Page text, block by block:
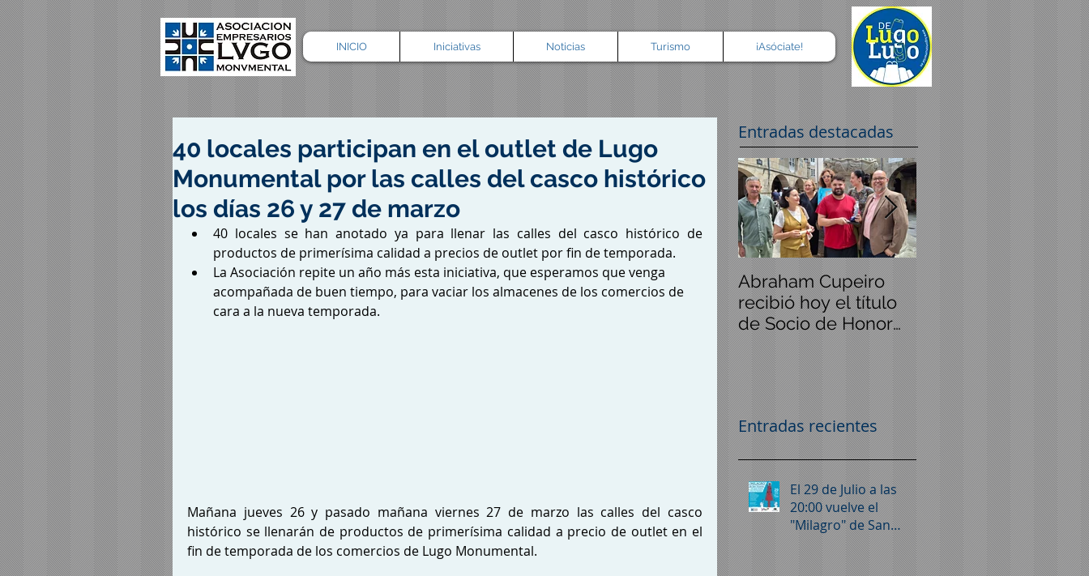
INICIO Iniciativas Noticias Turismo ¡Asóciate!
40 locales participan en el outlet de Lugo
Monumental por las calles del casco histórico
los días 26 y 27 de marzo
40 locales se han anotado ya para llenar las calles del casco histórico de
productos de primerísima calidad a precios de outlet por fin de temporada.
La Asociación repite un año más esta iniciativa, que esperamos que venga
acompañada de buen tiempo, para vaciar los almacenes de los comercios de
cara a la nueva temporada.
Mañana jueves 26 y pasado mañana viernes 27 de marzo las calles del casco
histórico se llenarán de productos de primerísima calidad a precio de outlet en el
fin de temporada de los comercios de Lugo Monumental.
Entradas destacadas
Abraham Cupeiro
recibió hoy el título
de Socio de Honor
de Lugo
Monumental
Lugo vivió toda la
emoción del
en la pantalla
instalada por Lugo
Monumental
Entradas recientes
El 29 de Julio a las
20:00 vuelve el
"Milagro" de San
Vicente, en que manó
vino la fuente